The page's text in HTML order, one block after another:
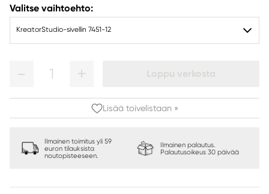
Valitse vaihtoehto:
KreatorStudio-sivellin 7451-12
1 Loppu verkosta
Lisää toivelistaan »
Ilmainen toimitus yli 59
euron tilauksista
noutopisteeseen.
Ilmainen palautus.
Palautusoikeus 30 päivää